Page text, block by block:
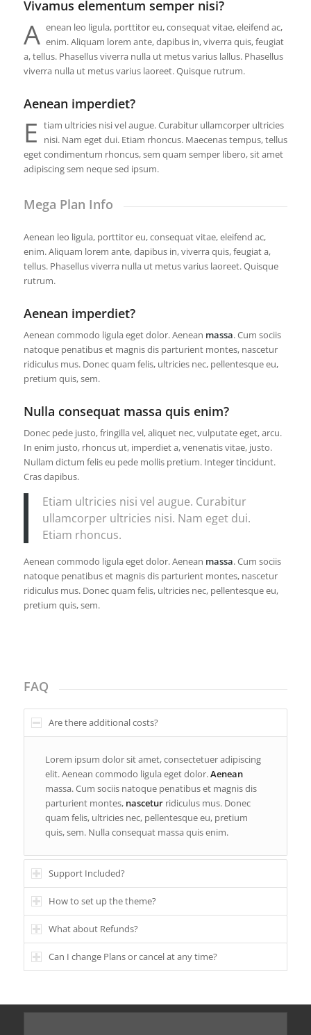
Vivamus elementum semper nisi?
A enean leo ligula, porttitor eu, consequat vitae, eleifend ac,
enim. Aliquam lorem ante, dapibus in, viverra quis, feugiat
a, tellus. Phasellus viverra nulla ut metus varius lallus. Phasellus
viverra nulla ut metus varius laoreet. Quisque rutrum.
Aenean imperdiet?
E tiam ultricies nisi vel augue. Curabitur ullamcorper ultricies
nisi. Nam eget dui. Etiam rhoncus. Maecenas tempus, tellus
eget condimentum rhoncus, sem quam semper libero, sit amet
adipiscing sem neque sed ipsum.
Mega Plan Info
Aenean leo ligula, porttitor eu, consequat vitae, eleifend ac,
enim. Aliquam lorem ante, dapibus in, viverra quis, feugiat a,
tellus. Phasellus viverra nulla ut metus varius laoreet. Quisque
rutrum.
Aenean imperdiet?
Aenean commodo ligula eget dolor. Aenean massa. Cum sociis
natoque penatibus et magnis dis parturient montes, nascetur
ridiculus mus. Donec quam felis, ultricies nec, pellentesque eu,
pretium quis, sem.
Nulla consequat massa quis enim?
Donec pede justo, fringilla vel, aliquet nec, vulputate eget, arcu.
In enim justo, rhoncus ut, imperdiet a, venenatis vitae, justo.
Nullam dictum felis eu pede mollis pretium. Integer tincidunt.
Cras dapibus.
Etiam ultricies nisi vel augue. Curabitur
ullamcorper ultricies nisi. Nam eget dui.
Etiam rhoncus.
Aenean commodo ligula eget dolor. Aenean massa. Cum sociis
natoque penatibus et magnis dis parturient montes, nascetur
ridiculus mus. Donec quam felis, ultricies nec, pellentesque eu,
pretium quis, sem.
FAQ
Are there additional costs?
Lorem ipsum dolor sit amet, consectetuer adipiscing
elit. Aenean commodo ligula eget dolor.Aenean
massa. Cum sociis natoque penatibus et magnis dis
parturient montes, nasceturridiculus mus. Donec
quam felis, ultricies nec, pellentesque eu, pretium
quis, sem. Nulla consequat massa quis enim.
Support Included?
How to set up the theme?
What about Refunds?
Can I change Plans or cancel at any time?